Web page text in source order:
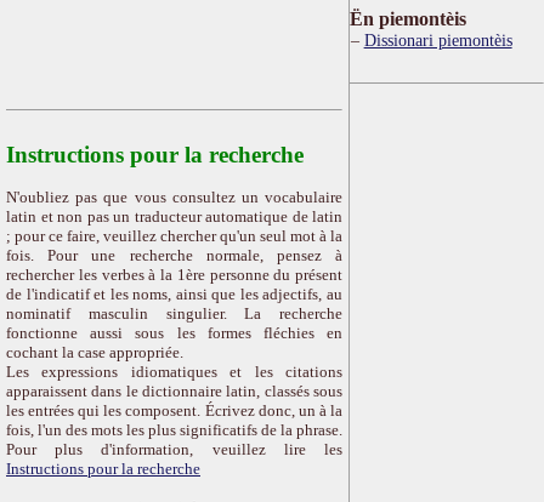
Instructions pour la recherche
N'oubliez pas que vous consultez un vocabulaire
latin et non pas un traducteur automatique de latin
; pour ce faire, veuillez chercher qu'un seul mot à la
fois. Pour une recherche normale, pensez à
rechercher les verbes à la 1ère personne du présent
de l'indicatif et les noms, ainsi que les adjectifs, au
nominatif masculin singulier. La recherche
fonctionne aussi sous les formes fléchies en
cochant la case appropriée.
Les expressions idiomatiques et les citations
apparaissent dans le dictionnaire latin, classés sous
les entrées qui les composent. Écrivez donc, un à la
fois, l'un des mots les plus significatifs de la phrase.
Pour plus d'information, veuillez lire les
Instructions pour la recherche
Ën piemontèis
Dissionari piemontèis